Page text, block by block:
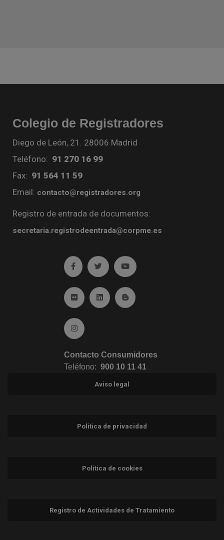
Colegio de Registradores
Diego de León, 21. 28006 Madrid
Teléfono: 91 270 16 99
Fax: 91 564 11 59
Email: contacto@registradores.org
Registro de entrada de documentos:
secretaria.registrodeentrada@corpme.es
Ir a facebook (abre en ventana nueva)
Ir a twitter (abre en ventana nueva)
Ir a YouTube (abre en
Ir a Flickr (abre en ventana nueva)
Ir a Linkedin (abre en ventana nueva)
Ir al Blog (abre en ventana
Ir a Instagram (abre en ventana nueva)
Contacto Consumidores
Teléfono: 900 10 11 41
Aviso legal
Política de privacidad
Política de cookies
Registro de Actividades de Tratamiento